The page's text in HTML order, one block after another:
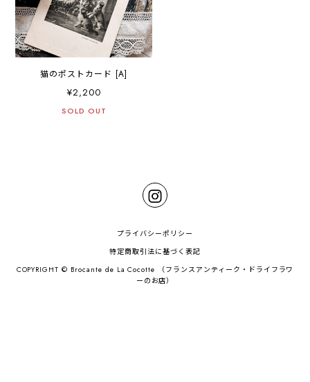
猫のポストカード [A]
¥2,200
SOLD OUT
プライバシーポリシー
特定商取引法に基づく表記
COPYRIGHT © Brocante de La Cocotte （フランスアンティーク・ドライフラワ
ーのお店）